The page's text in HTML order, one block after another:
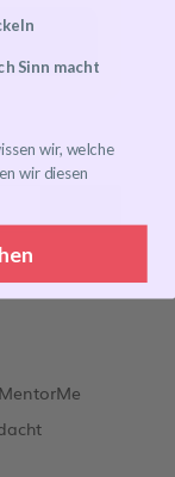
Sinn macht
wir, welche
wir diesen